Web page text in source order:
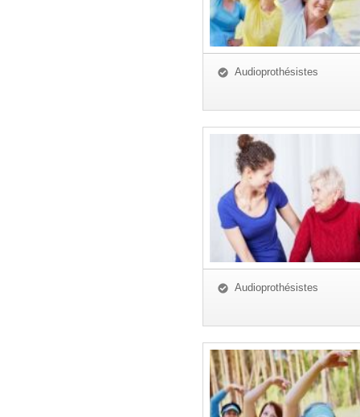
Audioprothésistes
Audioprothésistes